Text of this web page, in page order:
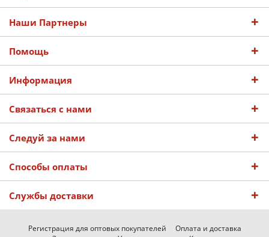
Наши Партнеры
Помощь
Информация
Связаться с нами
Следуй за нами
Способы оплаты
Службы доставки
Регистрация для оптовых покупателей
Оплата и доставка